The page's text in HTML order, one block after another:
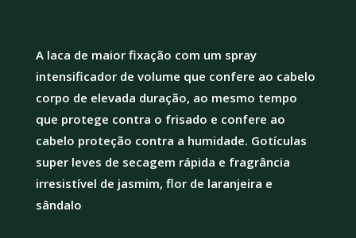
A laca de maior fixação com um spray
intensificador de volume que confere ao cabelo
corpo de elevada duração, ao mesmo tempo
que protege contra o frisado e confere ao
cabelo proteção contra a humidade. Gotículas
super leves de secagem rápida e fragrância
irresistível de jasmim, flor de laranjeira e
sândalo